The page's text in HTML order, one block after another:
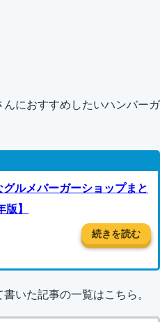
におすすめしたいハンバーガ
グルメバーガーショップまと
】
続きを読む
いた記事の一覧はこちら。